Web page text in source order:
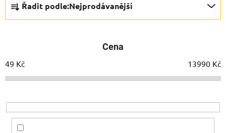
í
p
o
d
Řadit podle:Nejprodávanější
Cena
49 Kč 13990 Kč